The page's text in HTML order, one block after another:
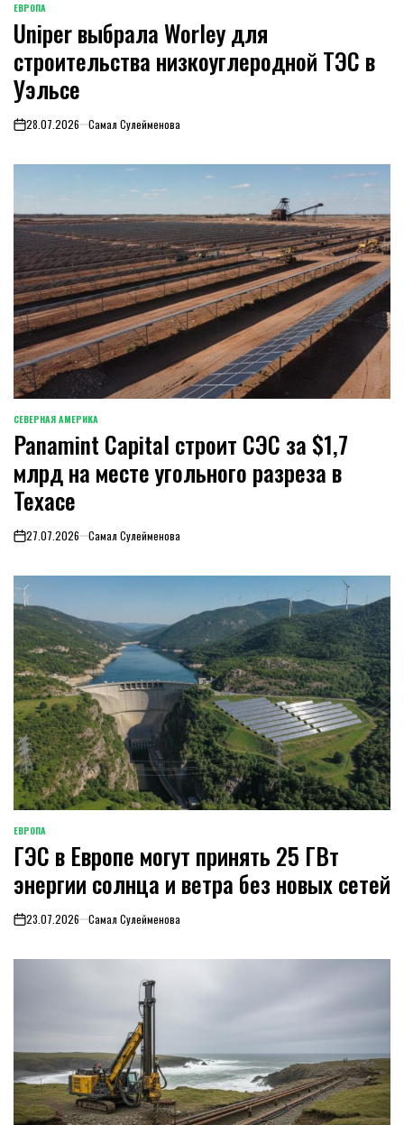
ОПУБЛИКОВАНО
В
ЕВРОПА
Uniper выбрала Worley для
строительства низкоуглеродной ТЭС в
Уэльсе
on28.07.2026 Самал Сулейменова
ОПУБЛИКОВАНО
В
СЕВЕРНАЯ АМЕРИКА
Panamint Capital строит СЭС за $1,7
млрд на месте угольного разреза в
Техасе
on27.07.2026 Самал Сулейменова
ОПУБЛИКОВАНО
В
ЕВРОПА
ГЭС в Европе могут принять 25 ГВт
энергии солнца и ветра без новых сетей
on23.07.2026 Самал Сулейменова